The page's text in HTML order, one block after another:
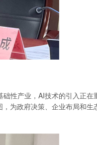
性产业，AI技术的引入正在
为政府决策、企业布局和生